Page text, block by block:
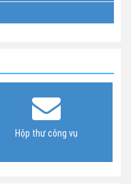
Hộp thư công vụ